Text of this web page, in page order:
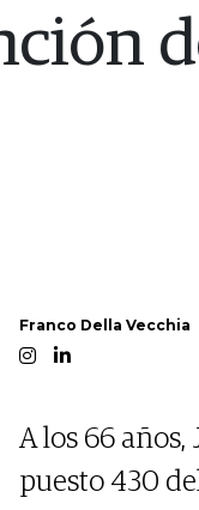
Franco Della Vecchia
A los 66
puesto 430